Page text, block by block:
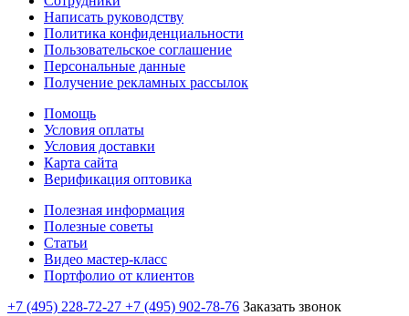
Написать руководству
Политика конфиденциальности
Пользовательское соглашение
Персональные данные
Получение рекламных рассылок
Помощь
Условия оплаты
Условия доставки
Карта сайта
Верификация оптовика
Полезная информация
Полезные советы
Статьи
Видео мастер-класс
Портфолио от клиентов
+7 (495) 228-72-27 +7 (495) 902-78-76 Заказать звонок